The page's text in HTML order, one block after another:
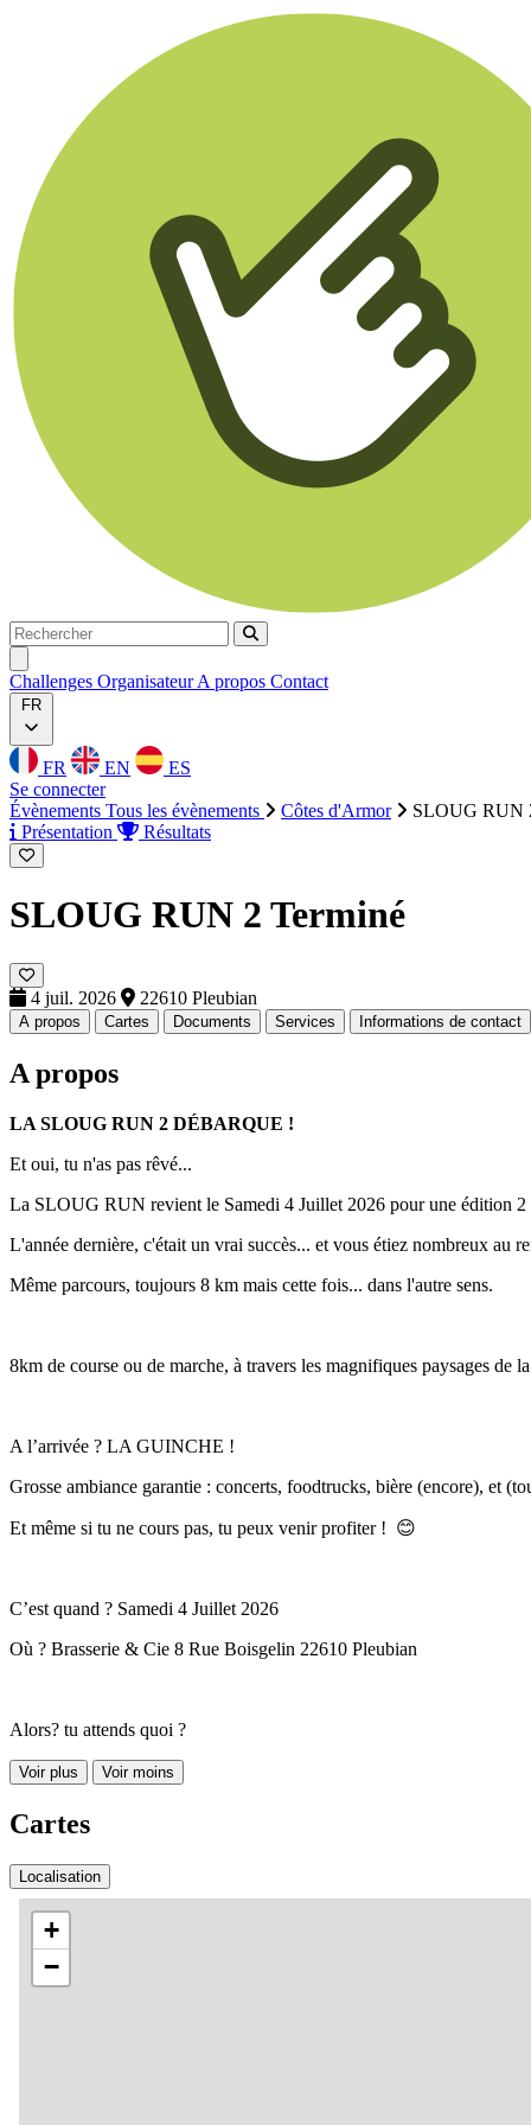
Rechercher
Rechercher
Challenges OrganisateurA propos Contact
FR
FR EN
ES
Se connecter
Évènements Tous les évènements Côtes d'Armor
SLOUG RUN
Présentation
Résultats
SLOUG RUN 2 Terminé
4 juil. 2026 22610 Pleubian
A propos Cartes Documents Services Informations de contact
A propos
LA SLOUG RUN 2 DÉBARQUE !
Et oui, tu n'as pas rêvé...
La SLOUG RUN revient le Samedi 4 Juillet 2026 pour une édition 2
L'année dernière, c'était un vrai succès... et vous étiez nombreux au
Même parcours, toujours 8 km mais cette fois... dans l'autre sens.
8km de course ou de marche, à travers les magnifiques paysages de
A l’arrivée ? LA GUINCHE !
Grosse ambiance garantie : concerts, foodtrucks, bière (encore), et
Et même si tu ne cours pas, tu peux venir profiter ! 😊
C’est quand ? Samedi 4 Juillet 2026
Où ? Brasserie & Cie 8 Rue Boisgelin 22610 Pleubian
Alors? tu attends quoi ?
Voir plus Voir moins
Cartes
Localisation